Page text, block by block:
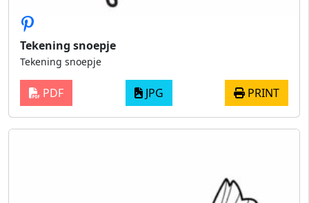
Tekening snoepje
Tekening snoepje
PDF JPG PRINT